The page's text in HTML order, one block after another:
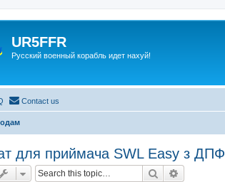
UR5FFR
Русский военный корабль идет нахуй!
Contact us
для приймача SWL Easy з ДПФ
Search